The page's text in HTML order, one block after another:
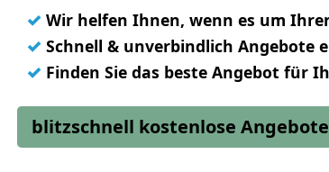
✓ Wir helfen Ihnen, wenn es um
✓ Schnell & unverbindlich Angebote
✓ Finden Sie das beste Angebot für
blitzschnell kostenlose